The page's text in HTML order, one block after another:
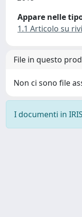
Appare nelle
1.1 Articolo su
File in questo
Non ci sono file
I documenti in